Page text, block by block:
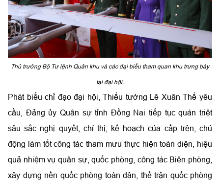
Thủ trưởng Bộ Tư lệnh Quân khu và các đại biểu tham quan khu trưng bày
tại đại hội.
Phát biểu chỉ đạo đại hội, Thiếu tướng Lê Xuân Thế yêu
cầu, Đảng ủy Quân sự tỉnh Đồng Nai tiếp tục quán triệt
sâu sắc nghị quyết, chỉ thị, kế hoạch của cấp trên; chủ
động làm tốt công tác tham mưu thực hiện toàn diện, hiệu
quả nhiệm vụ quân sự, quốc phòng, công tác Biên phòng,
xây dựng nền quốc phòng toàn dân, thế trận quốc phòng